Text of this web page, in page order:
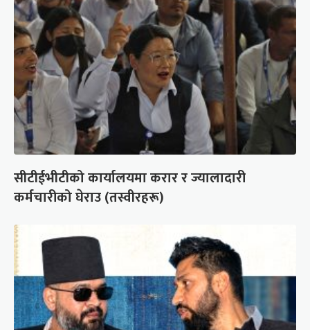
सीटीईभीटीको कार्यालयमा करार र ज्यालादारी
कर्मचारीको घेराउ (तस्वीरहरू)